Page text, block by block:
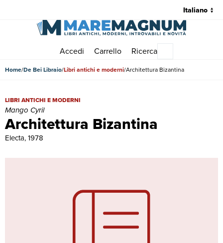
Accedi Carrello Ricerca
Home De Bei Libraio Libri antichi e moderni Architettura Bizantina
Architettura Bizantina
Architettura Bizantina | Libri antichi e moderni | Mango Cyril
LIBRI ANTICHI E MODERNI
Mango Cyril
Electa, 1978